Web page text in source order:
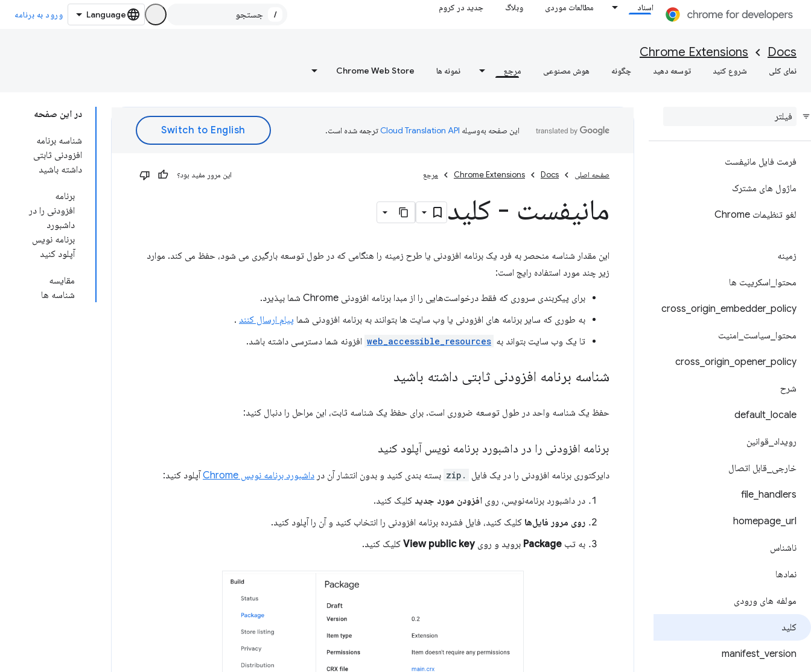
اسناد مطالعات موردی وبلاگ جدید در کروم
/ ورود به برنامه
Docs
Chrome Extensions
نمای کلی شروع کنید توسعه دهید چگونه هوش مصنوعی مرجع نمونه ها Chrome Web Store
فرمت فایل مانیفست
ماژول های مشترک
لغو تنظیمات Chrome
زمینه
محتوا اسکریپت ها
cross origin embedder_ policy
محتوا سیاست امنیت
cross origin opener_ policy
شرح
default locale
رویداد قوانین
خارجی قابل اتصال
file handlers
homepage url
ناشناس
نمادها
مولفه های ورودی
کلید
manifest version
در این صفحه
شناسه برنامه
افزودنی ثابتی
داشته باشید
برنامه
افزودنی را در
داشبورد
برنامه نویس
آپلود کنید
مقایسه
شناسه ها
این صفحه به‌وسیله ترجمه شده است.
صفحه اصلی Docs
Chrome Extensions مرجع این مرور مفید بود؟
مانیفست - کلید
این مقدار شناسه منحصر به فرد یک برنامه افزودنی یا طرح زمینه را هنگامی که در طول توسعه بارگیری می شود، حفظ می کند. موارد
زیر چند مورد استفاده رایج است:
برای پیکربندی سروری که فقط درخواست‌هایی را از مبدا برنامه افزودنی Chrome شما بپذیرد.
به طوری که سایر برنامه های افزودنی یا وب سایت ها بتوانند به برنامه افزودنی شما پیام ارسال کنند .
تا یک وب سایت بتواند به web_accessible_resources افزونه شما دسترسی داشته باشد.
شناسه برنامه افزودنی ثابتی داشته باشید
حفظ یک شناسه واحد در طول توسعه ضروری است. برای حفظ یک شناسه ثابت، این مراحل را دنبال کنید:
برنامه افزودنی را در داشبورد برنامه نویس آپلود کنید
دایرکتوری برنامه افزودنی را در یک فایل .zip بسته بندی کنید و بدون انتشار آن در داشبورد برنامه نویس Chrome آپلود کنید:
در داشبورد برنامه‌نویس، روی افزودن مورد جدید کلیک کنید.
روی مرور فایل‌ها کلیک کنید، فایل فشرده برنامه افزودنی را انتخاب کنید و آن را آپلود کنید.
به تب Package بروید و رویView public key کلیک کنید.